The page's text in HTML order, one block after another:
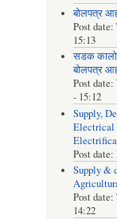
बोलपत्र
Post date:
15:13
सडक
बोलपत्र
Post date:
- 15:12
Supply,
Electrical
Post date:
Supply &
Post date:
14:22